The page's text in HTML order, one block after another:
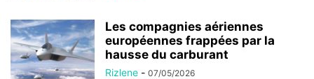
Les compagnies aériennes
européennes frappées par la
hausse du carburant
Rizlene - 07/05/2026